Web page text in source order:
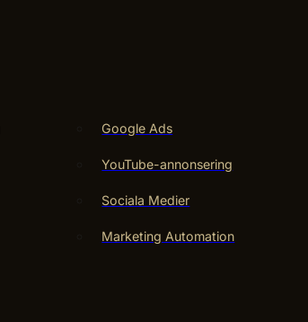
Google Ads
YouTube-annonsering
Sociala Medier
Marketing Automation